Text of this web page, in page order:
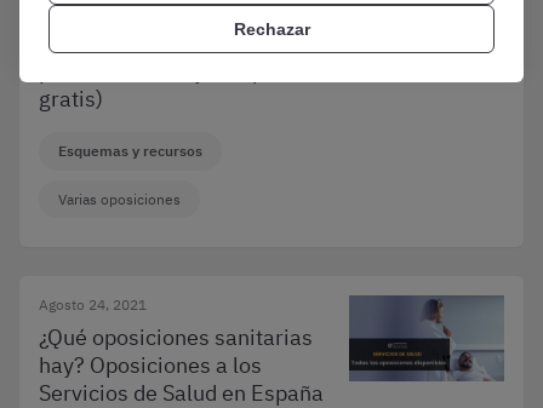
Mecánica corporal y técnicas
de movilización y traslado de
gratis)
Esquemas y recursos
Varias oposiciones
Agosto 24, 2021
¿Qué oposiciones sanitarias
hay? Oposiciones a los
Servicios de Salud en España
Rechazar